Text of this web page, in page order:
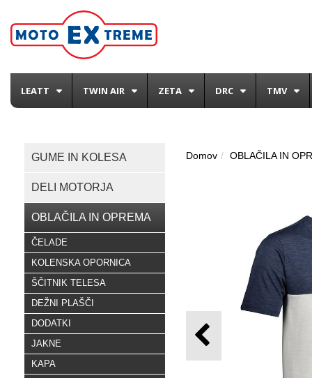
LEATT TWIN AIR ZETA DRC TMV
GUME IN KOLESA
DELI MOTORJA
OBLAČILA IN OPREMA
ČELADE
KOLENSKA OPORNICA
ŠČITNIK TELESA
DEŽNI PLAŠČI
DODATKI
JAKNE
KAPA
Domov OBLAČILA IN